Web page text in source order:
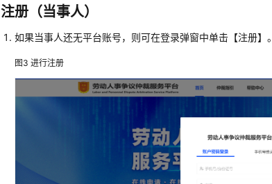
注册（当事人）
如果当事人还无平台账号，则可在登录弹窗中单击【注册】。
图3进行注册